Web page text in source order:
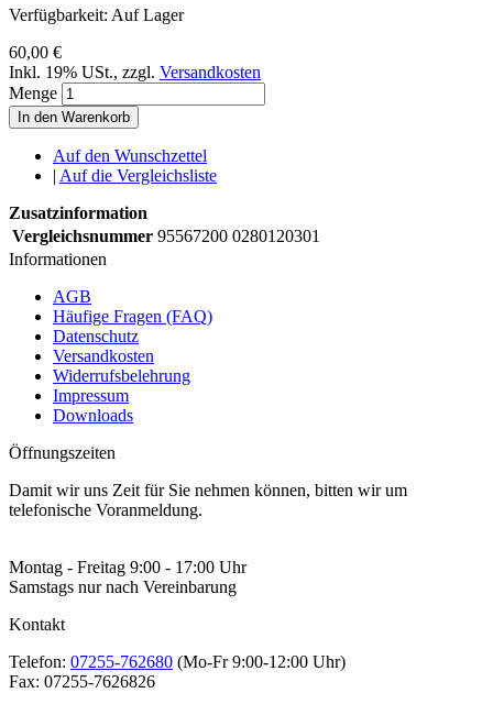
Verfügbarkeit: Auf Lager
60,00 €
Inkl. 19% USt., zzgl. Versandkosten
Menge
In den Warenkorb
Auf den Wunschzettel
| Auf die Vergleichsliste
Zusatzinformation
Vergleichsnummer 95567200 0280120301
Informationen
AGB
Häufige Fragen (FAQ)
Datenschutz
Versandkosten
Widerrufsbelehrung
Impressum
Downloads
Öffnungszeiten
Damit wir uns Zeit für Sie nehmen können, bitten wir um
telefonische Voranmeldung.
Montag - Freitag 9:00 - 17:00 Uhr
Samstags nur nach Vereinbarung
Kontakt
Telefon: 07255-762680 (Mo-Fr 9:00-12:00 Uhr)
Fax: 07255-7626826